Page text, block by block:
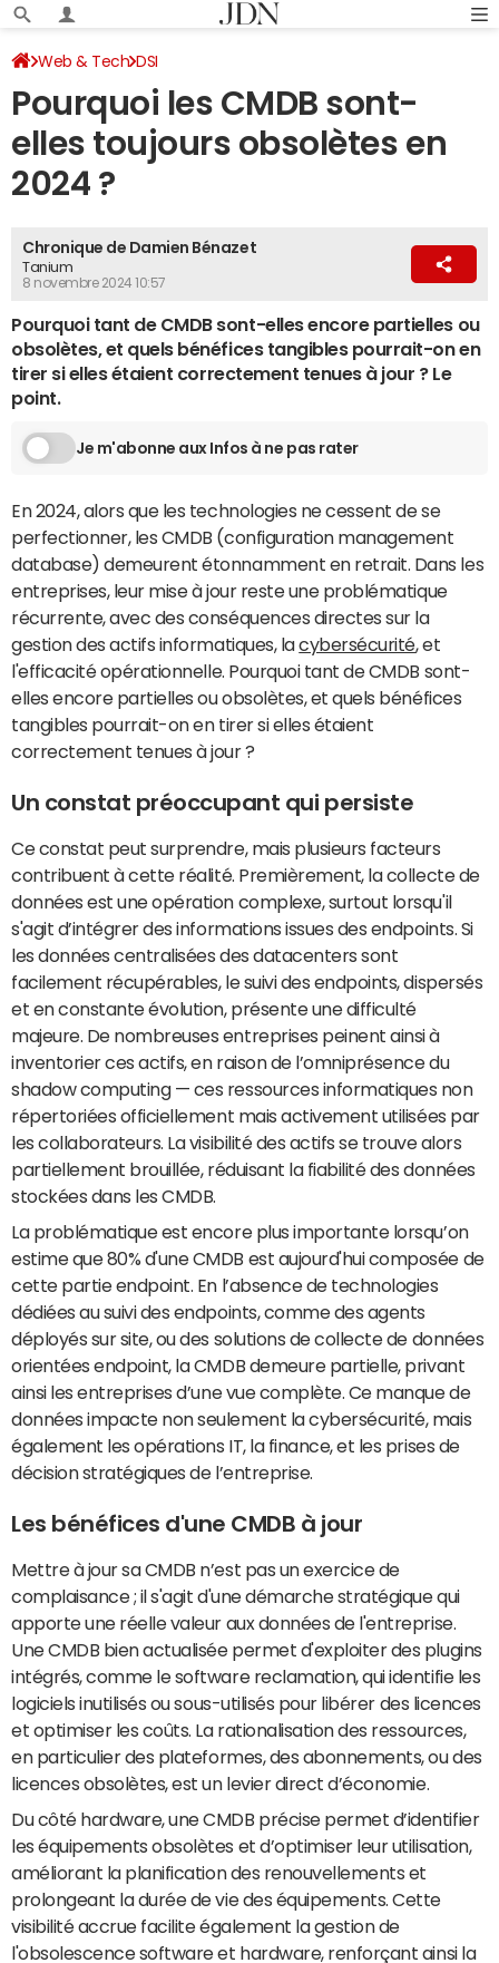
Web & Tech DSI
Pourquoi les CMDB sont-
elles toujours obsolètes en
2024 ?
Chronique de Damien Bénazet
Tanium
8 novembre 2024 10:57
Pourquoi tant de CMDB sont-elles encore partielles ou
obsolètes, et quels bénéfices tangibles pourrait-on en
tirer si elles étaient correctement tenues à jour ? Le
point.
Je m'abonne aux Infos à ne pas rater
En 2024, alors que les technologies ne cessent de se
perfectionner, les CMDB (configuration management
database) demeurent étonnamment en retrait. Dans les
entreprises, leur mise à jour reste une problématique
récurrente, avec des conséquences directes sur la
gestion des actifs informatiques, lacybersécurité, et
l'efficacité opérationnelle. Pourquoi tant de CMDB sont-
elles encore partielles ou obsolètes, et quels bénéfices
tangibles pourrait-on en tirer si elles étaient
correctement tenues à jour ?
Un constat préoccupant qui persiste
Ce constat peut surprendre, mais plusieurs facteurs
contribuent à cette réalité. Premièrement, la collecte de
données est une opération complexe, surtout lorsqu'il
s'agit d’intégrer des informations issues des endpoints. Si
les données centralisées des datacenters sont
facilement récupérables, le suivi des endpoints, dispersés
et en constante évolution, présente une difficulté
majeure. De nombreuses entreprises peinent ainsi à
inventorier ces actifs, en raison de l’omniprésence du
shadow computing — ces ressources informatiques non
répertoriées officiellement mais activement utilisées par
les collaborateurs. La visibilité des actifs se trouve alors
partiellement brouillée, réduisant la fiabilité des données
stockées dans les CMDB.
La problématique est encore plus importante lorsqu’on
estime que 80% d'une CMDB est aujourd'hui composée de
cette partie endpoint. En l’absence de technologies
dédiées au suivi des endpoints, comme des agents
déployés sur site, ou des solutions de collecte de données
orientées endpoint, la CMDB demeure partielle, privant
ainsi les entreprises d’une vue complète. Ce manque de
données impacte non seulement la cybersécurité, mais
également les opérations IT, la finance, et les prises de
décision stratégiques de l’entreprise.
Les bénéfices d'une CMDB à jour
Mettre à jour sa CMDB n’est pas un exercice de
complaisance ; il s'agit d'une démarche stratégique qui
apporte une réelle valeur aux données de l'entreprise.
Une CMDB bien actualisée permet d'exploiter des plugins
intégrés, comme le software reclamation, qui identifie les
logiciels inutilisés ou sous-utilisés pour libérer des licences
et optimiser les coûts. La rationalisation des ressources,
en particulier des plateformes, des abonnements, ou des
licences obsolètes, est un levier direct d’économie.
Du côté hardware, une CMDB précise permet d’identifier
les équipements obsolètes et d’optimiser leur utilisation,
améliorant la planification des renouvellements et
prolongeant la durée de vie des équipements. Cette
visibilité accrue facilite également la gestion de
l'obsolescence software et hardware, renforçant ainsi la